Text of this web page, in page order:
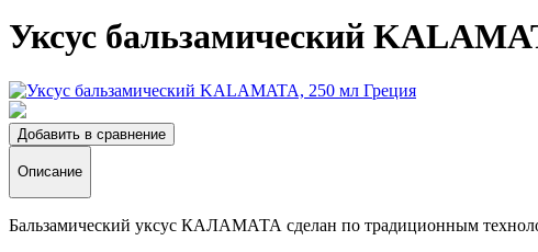
Уксус бальзамический
Добавить в сравнение
Описание
Бальзамический уксус КАЛАМАТА сделан по традиционным